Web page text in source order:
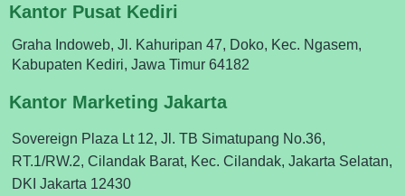
Kantor Pusat Kediri
Graha Indoweb, Jl. Kahuripan 47, Doko, Kec. Ngasem,
Kabupaten Kediri, Jawa Timur 64182
Kantor Marketing Jakarta
Sovereign Plaza Lt 12, Jl. TB Simatupang No.36,
RT.1/RW.2, Cilandak Barat, Kec. Cilandak, Jakarta Selatan,
DKI Jakarta 12430